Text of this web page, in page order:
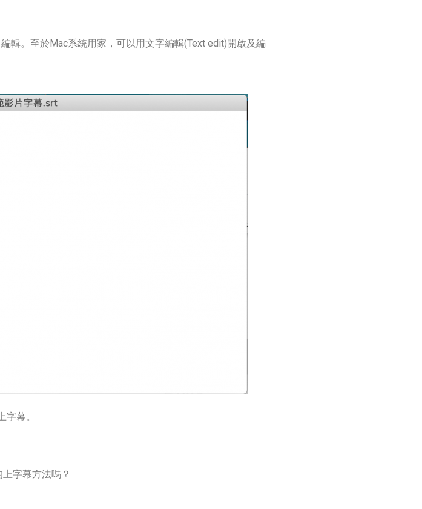
編輯。至於Mac系統用家，可以用文字編輯(Text edit)開啟及編
幕。
字幕方法嗎？